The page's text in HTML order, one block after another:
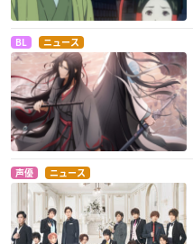
BL ニュース
声優 ニュース